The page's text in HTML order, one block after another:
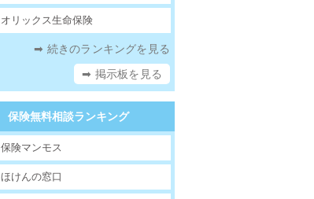
オリックス生命保険
➡ 続きのランキングを見る
➡ 掲示板を見る
保険無料相談ランキング
保険マンモス
ほけんの窓口